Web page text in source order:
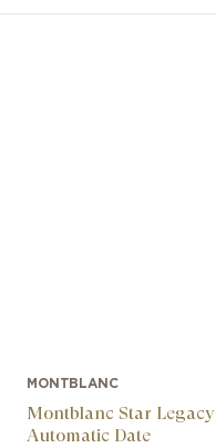
MONTBLANC
Montblanc Star Legacy
Automatic Date